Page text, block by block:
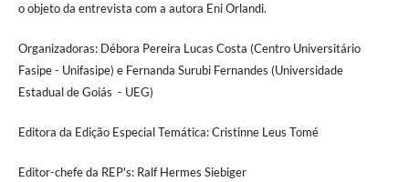
o objeto da entrevista com a autora Eni Orlandi.
Organizadoras: Débora Pereira Lucas Costa (Centro Universitário
Fasipe - Unifasipe) e Fernanda Surubi Fernandes (Universidade
Estadual de Goiás - UEG)
Editora da Edição Especial Temática: Cristinne Leus Tomé
Editor-chefe da REP's: Ralf Hermes Siebiger